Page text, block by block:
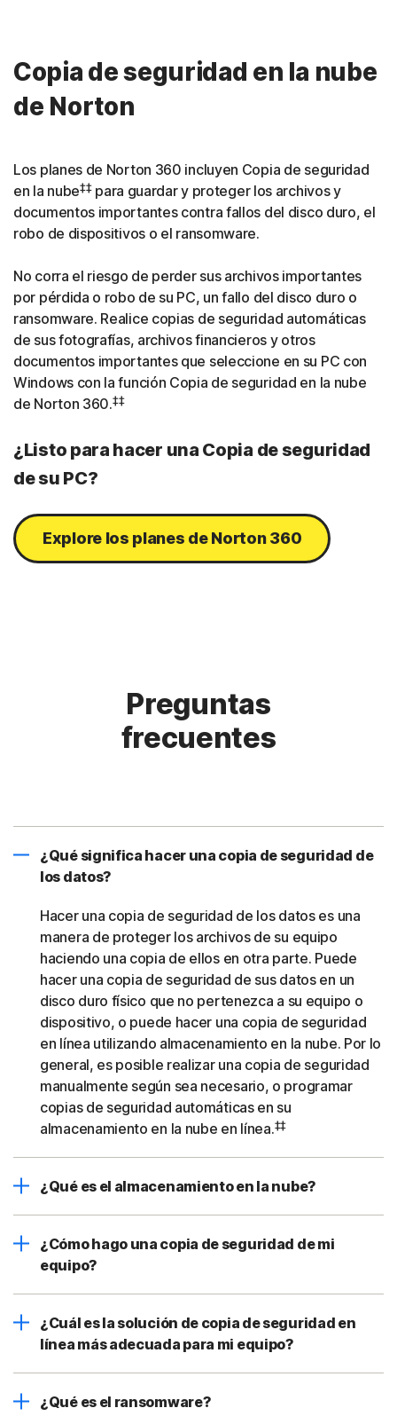
Copia de seguridad en la nube
de Norton
Los planes de Norton 360 incluyen Copia de seguridad
en la nube‡‡para guardar y proteger los archivos y
documentos importantes contra fallos del disco duro, el
robo de dispositivos o el ransomware.
No corra el riesgo de perder sus archivos importantes
por pérdida o robo de su PC, un fallo del disco duro o
ransomware. Realice copias de seguridad automáticas
de sus fotografías, archivos financieros y otros
documentos importantes que seleccione en su PC con
Windows con la función Copia de seguridad en la nube
de Norton 360.‡‡
¿Listo para hacer una Copia de seguridad
de su PC?
Explore los planes de Norton 360
Preguntas
frecuentes
¿Qué significa hacer una copia de seguridad de
los datos?
Hacer una copia de seguridad de los datos es una
manera de proteger los archivos de su equipo
haciendo una copia de ellos en otra parte. Puede
hacer una copia de seguridad de sus datos en un
disco duro físico que no pertenezca a su equipo o
dispositivo, o puede hacer una copia de seguridad
en línea utilizando almacenamiento en la nube. Por lo
general, es posible realizar una copia de seguridad
manualmente según sea necesario, o programar
copias de seguridad automáticas en su
almacenamiento en la nube en línea.‡‡
¿Qué es el almacenamiento en la nube?
¿Cómo hago una copia de seguridad de mi
equipo?
¿Cuál es la solución de copia de seguridad en
línea más adecuada para mi equipo?
¿Qué es el ransomware?